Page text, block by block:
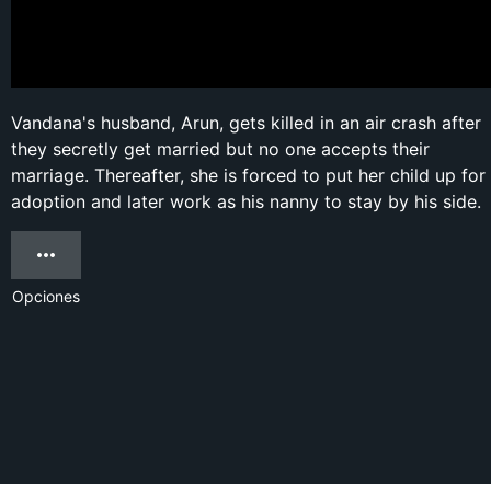
Vandana's husband, Arun, gets killed in an air crash after
they secretly get married but no one accepts their
marriage. Thereafter, she is forced to put her child up for
adoption and later work as his nanny to stay by his side.
Opciones